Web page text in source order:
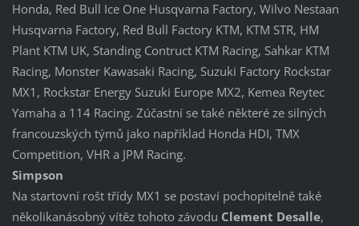
Honda, Red Bull Ice One Husqvarna Factory, Wilvo Nestaan
Husqvarna Factory, Red Bull Factory KTM, KTM STR, HM
Plant KTM UK, Standing Contruct KTM Racing, Sahkar KTM
Racing, Monster Kawasaki Racing, Suzuki Factory Rockstar
MX1, Rockstar Energy Suzuki Europe MX2, Kemea Reytec
Yamaha a 114 Racing. Zúčastní se také některé ze silných
francouzských týmů jako například Honda HDI, TMX
Competition, VHR a JPM Racing.
Simpson
Na startovní rošt třídy MX1 se postaví pochopitelně také
několikanásobný vítěz tohoto závodu Clement Desalle,